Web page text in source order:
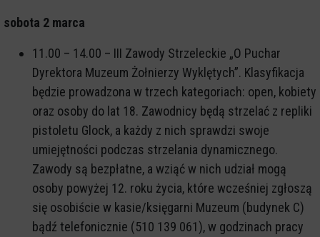
sobota 2 marca
11.00 – 14.00 – III Zawody Strzeleckie „O Puchar
Dyrektora Muzeum Żołnierzy Wyklętych”. Klasyfikacja
będzie prowadzona w trzech kategoriach: open, kobiety
oraz osoby do lat 18. Zawodnicy będą strzelać z repliki
pistoletu Glock, a każdy z nich sprawdzi swoje
umiejętności podczas strzelania dynamicznego.
Zawody są bezpłatne, a wziąć w nich udział mogą
osoby powyżej 12. roku życia, które wcześniej zgłoszą
się osobiście w kasie/księgarni Muzeum (budynek C)
bądź telefonicznie (510 139 061), w godzinach pracy